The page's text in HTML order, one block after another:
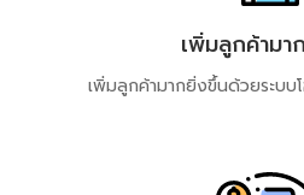
เพิ่มลูกค้ามา
เพิ่มลูกค้ามากยิ่งขึ้นด้วยระบ